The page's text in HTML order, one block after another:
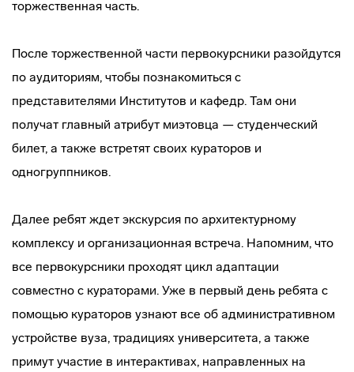
торжественная часть.
После торжественной части первокурсники разойдутся
по аудиториям, чтобы познакомиться с
представителями Институтов и кафедр. Там они
получат главный атрибут миэтовца — студенческий
билет, а также встретят своих кураторов и
одногруппников.
Далее ребят ждет экскурсия по архитектурному
комплексу и организационная встреча. Напомним, что
все первокурсники проходят цикл адаптации
совместно с кураторами. Уже в первый день ребята с
помощью кураторов узнают все об административном
устройстве вуза, традициях университета, а также
примут участие в интерактивах, направленных на